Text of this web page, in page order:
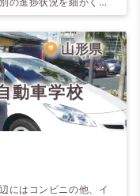
手な教官が担当するな
東根駅まで歩いてもす
ストフードなども豊
には便利な環境です。
山形県
動車学校
にはコンビニの他、イ